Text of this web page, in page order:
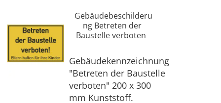
Gebäudebeschilderu
ng Betreten der
Baustelle verboten
Gebäudekennzeichnung
"Betreten der Baustelle
verboten" 200 x 300
mm Kunststoff.